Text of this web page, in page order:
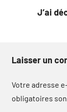
J’ai
Laisser un
Votre adresse
obligatoires